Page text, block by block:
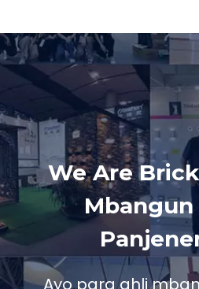
We Are
Ayo para ahli